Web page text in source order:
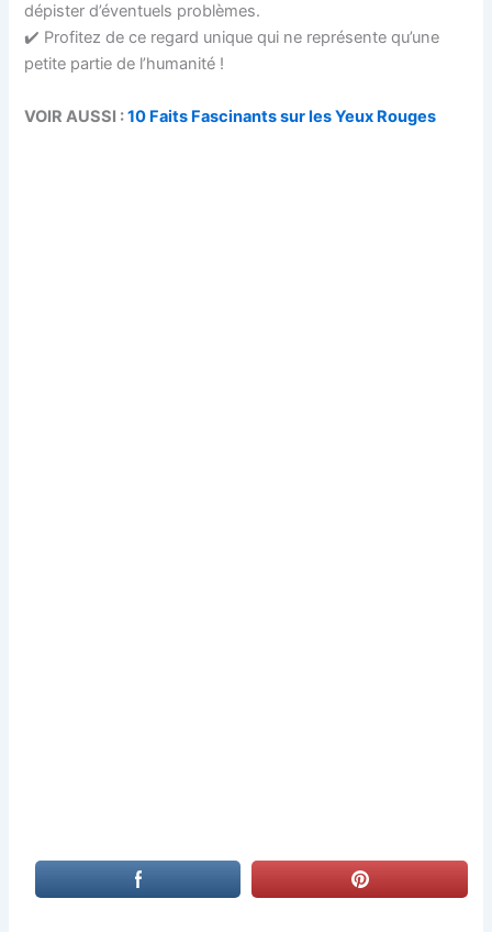
dépister d’éventuels problèmes.
✔️ Profitez de ce regard unique qui ne représente qu’une
petite partie de l’humanité !
VOIR AUSSI :10 Faits Fascinants sur les Yeux Rouges